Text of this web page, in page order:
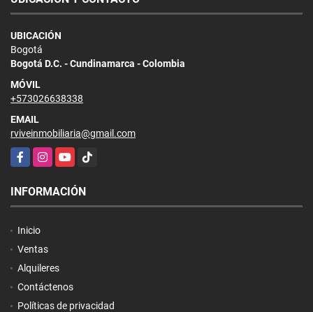
UBICACIÓN
Bogotá
Bogotá D.C. - Cundinamarca - Colombia
MÓVIL
+573026638338
EMAIL
rviveinmobiliaria@gmail.com
FacebookInstagramYouTubeTikTok
INFORMACIÓN
Inicio
Ventas
Alquileres
Contáctenos
Políticas de privacidad